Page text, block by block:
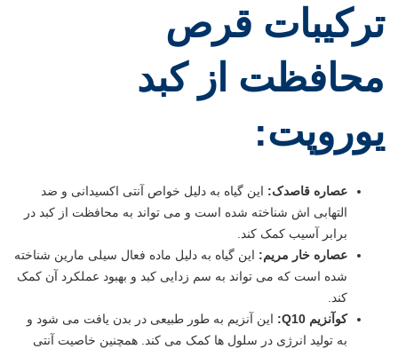
ترکیبات قرص
محافظت از کبد
یوروپت:
عصاره قاصدک: این گیاه به دلیل خواص آنتی اکسیدانی و ضد
التهابی اش شناخته شده است و می تواند به محافظت از کبد در
برابر آسیب کمک کند.
عصاره خار مریم: این گیاه به دلیل ماده فعال سیلی مارین شناخته
شده است که می تواند به سم زدایی کبد و بهبود عملکرد آن کمک
کند.
کوآنزیم Q10:
این آنزیم به طور طبیعی در بدن یافت می شود و
به تولید انرژی در سلول ها کمک می کند. همچنین خاصیت آنتی